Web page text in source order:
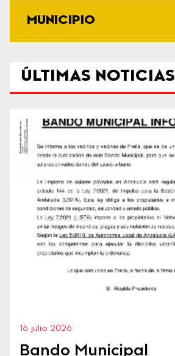
MUNICIPIO
ÚLTIMAS NOTICIAS
16 julio 2026
Bando Municipal